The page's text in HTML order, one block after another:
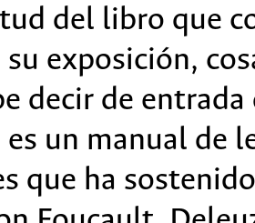
del libro que
exposición,
decir de
es un manual de
que ha